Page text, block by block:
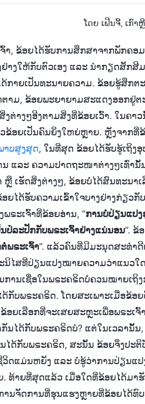
ໂດຍ ເຟີນຈີ້, ເກົາ
າ, ຂ້ອຍໄດ້ຮັບການສຶກສາຈາກພັກຄ
ຢ່າງໃຫ້ກັບຕົວເອງ ແລະ ນໍາກຽດສັກ
ກາຍເປັນທະນາຍຄວາມ. ຂ້ອຍຮູ້ສຶກ
າມ, ຂ້ອຍພະຍາຍາມສະແດງອອກຢູ່
ງຕ່າງໆອີງຕາມສິ່ງທີ່ຂ້ອຍເວົ້າ. ໃນຄາ
ອຍເປັນຄົນຍິ່ງໃຫຍ່ຫຼາຍ. ຫຼັງຈາກທີ່
າບສູງສຸດ, ໃນທີ່ສຸດ ຂ້ອຍໄດ້ຮັບຮູ້ເຖິງ
ແລະ ຄວາມປາດຖະໜາຕ່າງໆເທົ່ານັ້
ຫຼື ເຮັດສິ່ງຕ່າງໆ, ຂ້ອຍບໍ່ໄດ້ສົນທະນ
ອຍໄດ້ຮັບຄວາມເຂົ້າໃຈບາງຢ່າງກ່ຽ
ຣະເຈົ້າທີ່ຂ້ອຍອ່ານ, “ການບໍ່ປ່ຽນແປ
ປໍລະປັກກັບພຣະເຈົ້າຢ່າງແນ່ນອນ”. ຂ້
ພຣະເຈົ້າ”. ແລ້ວຄົນທີ່ມີມະນຸດສະທຳດີ
ະນິໄສທີ່ປ່ຽນແປງໝາຍຄວາມວ່າແນວ
ການເຊື່ອໃນພຣະຄຣິດບໍ່ຄວນໝາຍເຖິ
ກັບພຣະຄຣິດ. ໂດຍສະເພາະເມື່ອຂ້ອ
ອຍເລືອກທີ່ຈະເສຍສະຫຼະເພື່ອພຣະເ
ນໄດ້ກັບພຣະຄຣິດບໍ? ແຕ່ໃນເວລານັ້
ໄດ້ກັບພຣະຄຣິດ, ສະນັ້ນ ຂ້ອຍຈຶ່ງປ
ວິດແມ່ນຫຍັງ ແລະ ບໍ່ຮູ້ວ່າການປ່ຽນແ
ທ້າຍທີ່ສຸດແລ້ວ ເມື່ອໃດທີ່ຂ້ອຍໄດ້ມາ
ນຈັດການທີ່ຮຸນແຮງຫຼາຍທີ່ຂ້ອຍໄດ້ທົ